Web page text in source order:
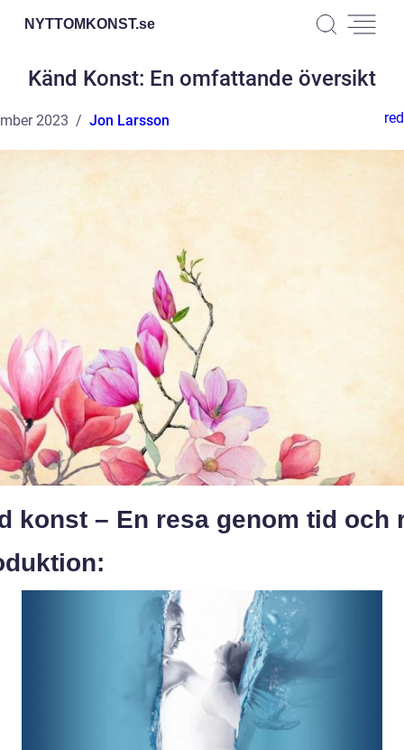
NYTTOMKONST.se
Känd Konst: En omfattande översikt
2023 Jon Larsson
konst – En resa genom tid och